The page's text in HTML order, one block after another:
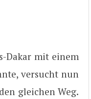
Dakar mit einem
versucht nun
gleichen Weg.